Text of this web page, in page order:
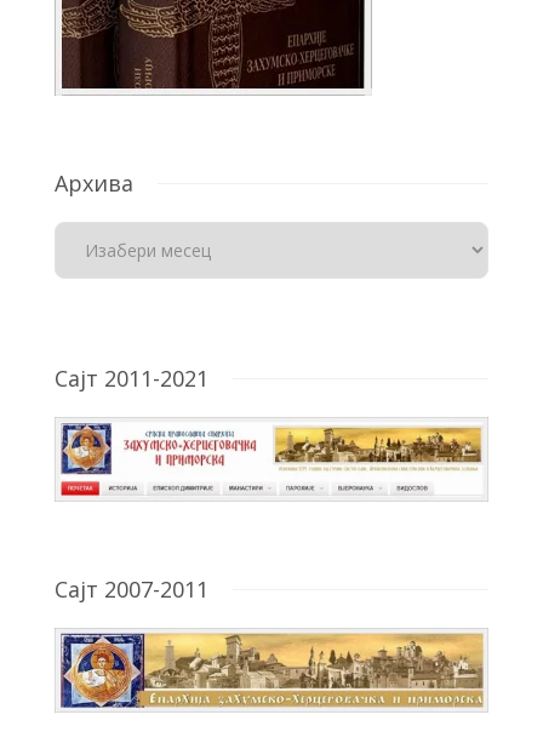
Архива
Сајт 2011-2021
Сајт 2007-2011